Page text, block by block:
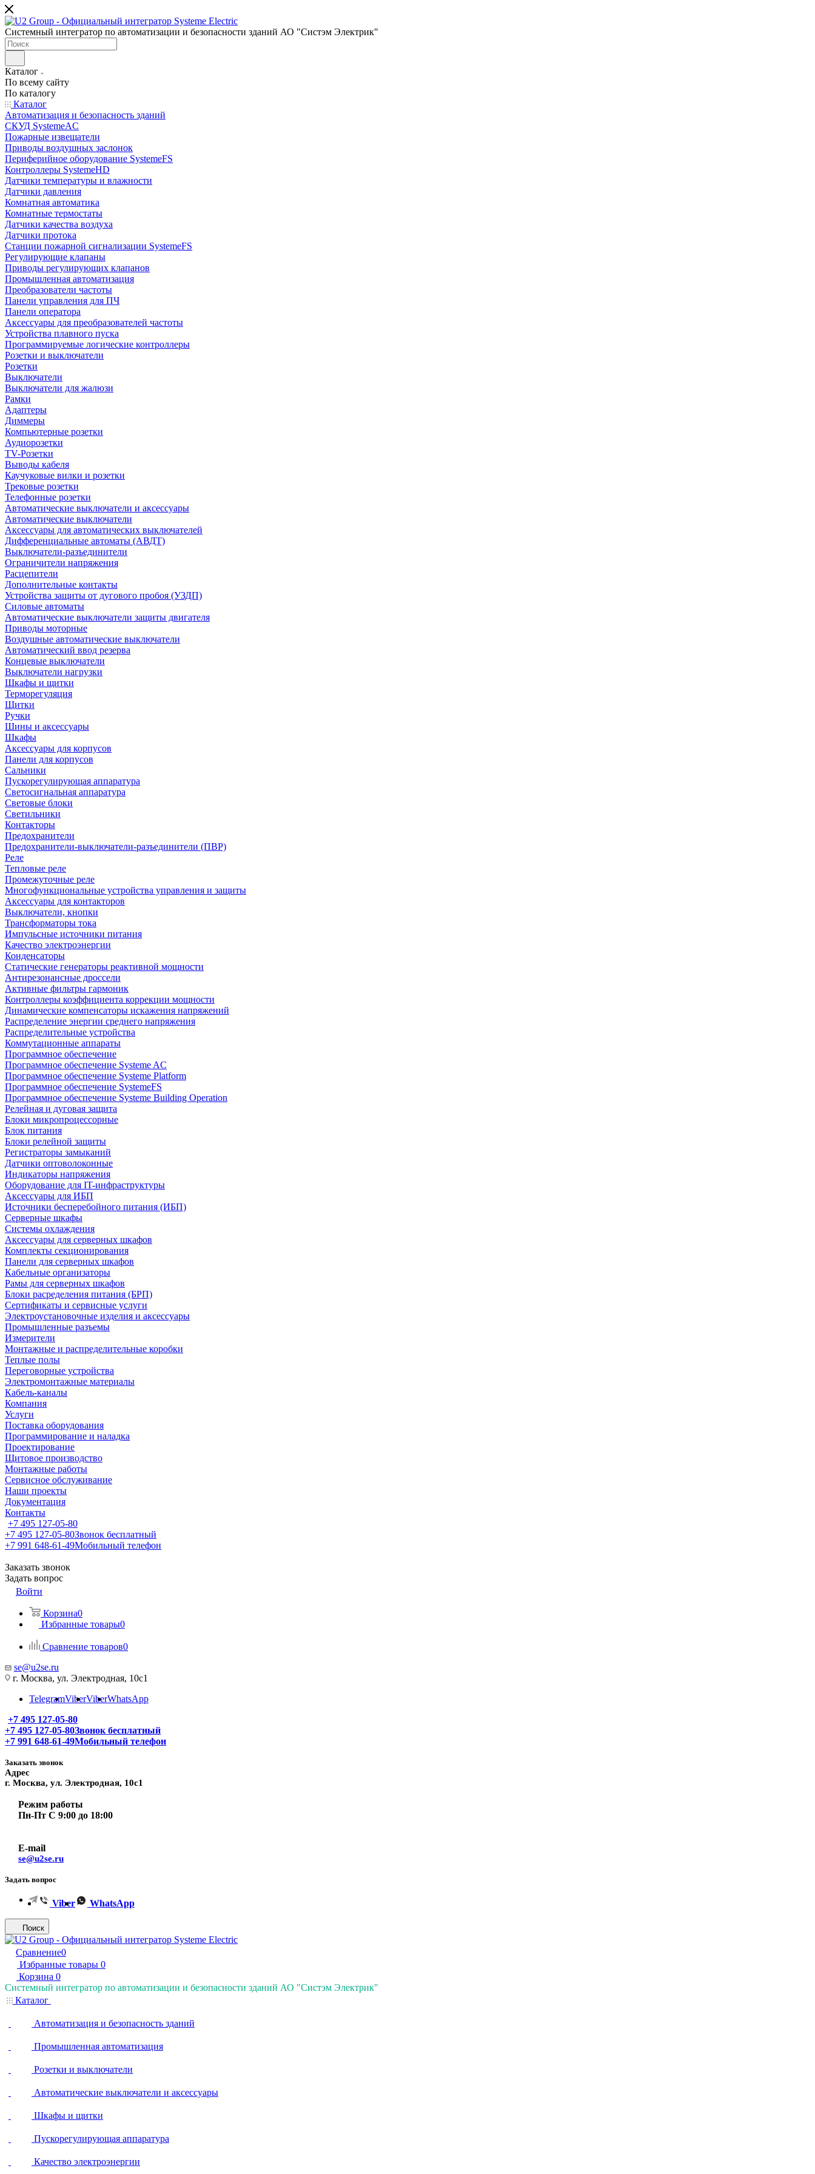
Системный интегратор по автоматизации и безопасности зданий АО "Систэм Электрик"
Каталог
По всему сайту
По каталогу
Каталог
Автоматизация и безопасность зданий
СКУД SystemeAC
Пожарные извещатели
Приводы воздушных заслонок
Периферийное оборудование SystemeFS
Контроллеры SystemeHD
Датчики температуры и влажности
Датчики давления
Комнатная автоматика
Комнатные термостаты
Датчики качества воздуха
Датчики протока
Станции пожарной сигнализации SystemeFS
Регулирующие клапаны
Приводы регулирующих клапанов
Промышленная автоматизация
Преобразователи частоты
Панели управления для ПЧ
Панели оператора
Аксессуары для преобразователей частоты
Устройства плавного пуска
Программируемые логические контроллеры
Розетки и выключатели
Розетки
Выключатели
Выключатели для жалюзи
Рамки
Адаптеры
Диммеры
Компьютерные розетки
Аудиорозетки
TV-Розетки
Выводы кабеля
Каучуковые вилки и розетки
Трековые розетки
Телефонные розетки
Автоматические выключатели и аксессуары
Автоматические выключатели
Аксессуары для автоматических выключателей
Дифференциальные автоматы (АВДТ)
Выключатели-разъединители
Ограничители напряжения
Расцепители
Дополнительные контакты
Устройства защиты от дугового пробоя (УЗДП)
Силовые автоматы
Автоматические выключатели защиты двигателя
Приводы моторные
Воздушные автоматические выключатели
Автоматический ввод резерва
Концевые выключатели
Выключатели нагрузки
Шкафы и щитки
Терморегуляция
Щитки
Ручки
Шины и аксессуары
Шкафы
Аксессуары для корпусов
Панели для корпусов
Сальники
Пускорегулирующая аппаратура
Светосигнальная аппаратура
Световые блоки
Светильники
Контакторы
Предохранители
Предохранители-выключатели-разъединители (ПВР)
Реле
Тепловые реле
Промежуточные реле
Многофункциональные устройства управления и защиты
Аксессуары для контакторов
Выключатели, кнопки
Трансформаторы тока
Импульсные источники питания
Качество электроэнергии
Конденсаторы
Статические генераторы реактивной мощности
Антирезонансные дроссели
Активные фильтры гармоник
Контроллеры коэффициента коррекции мощности
Динамические компенсаторы искажения напряжений
Распределение энергии среднего напряжения
Распределительные устройства
Коммутационные аппараты
Программное обеспечение
Программное обеспечение Systeme AC
Программное обеспечение Systeme Platform
Программное обеспечение SystemeFS
Программное обеспечение Systeme Building Operation
Релейная и дуговая защита
Блоки микропроцессорные
Блок питания
Блоки релейной защиты
Регистраторы замыканий
Датчики оптоволоконные
Индикаторы напряжения
Оборудование для IT-инфраструктуры
Аксессуары для ИБП
Источники бесперебойного питания (ИБП)
Серверные шкафы
Системы охлаждения
Аксессуары для серверных шкафов
Комплекты секционирования
Панели для серверных шкафов
Кабельные организаторы
Рамы для серверных шкафов
Блоки расределения питания (БРП)
Сертификаты и сервисные услуги
Электроустановочные изделия и аксессуары
Промышленные разъемы
Измерители
Монтажные и распределительные коробки
Теплые полы
Переговорные устройства
Электромонтажные материалы
Кабель-каналы
Компания
Услуги
Поставка оборудования
Программирование и наладка
Проектирование
Щитовое производство
Монтажные работы
Сервисное обслуживание
Наши проекты
Документация
Контакты
+7 495 127-05-80
+7 495 127-05-80Звонок бесплатный
+7 991 648-61-49Мобильный телефон
Заказать звонок
Задать вопрос
Войти
Корзина0
Избранные товары0
Сравнение товаров0
se@u2se.ru
г. Москва, ул. Электродная, 10с1
TelegramViberViberWhatsApp
+7 495 127-05-80
+7 495 127-05-80Звонок бесплатный
+7 991 648-61-49Мобильный телефон
Заказать звонок
Адрес
г. Москва, ул. Электродная, 10с1
Режим работы
Пн-Пт С 9:00 до 18:00
E-mail
se@u2se.ru
Задать вопрос
Viber WhatsApp
Поиск
Сравнение0
Избранные товары 0
Корзина 0
Системный интегратор по автоматизации и безопасности зданий АО "Систэм Электрик"
Каталог
Автоматизация и безопасность зданий
Промышленная автоматизация
Розетки и выключатели
Автоматические выключатели и аксессуары
Шкафы и щитки
Пускорегулирующая аппаратура
Качество электроэнергии